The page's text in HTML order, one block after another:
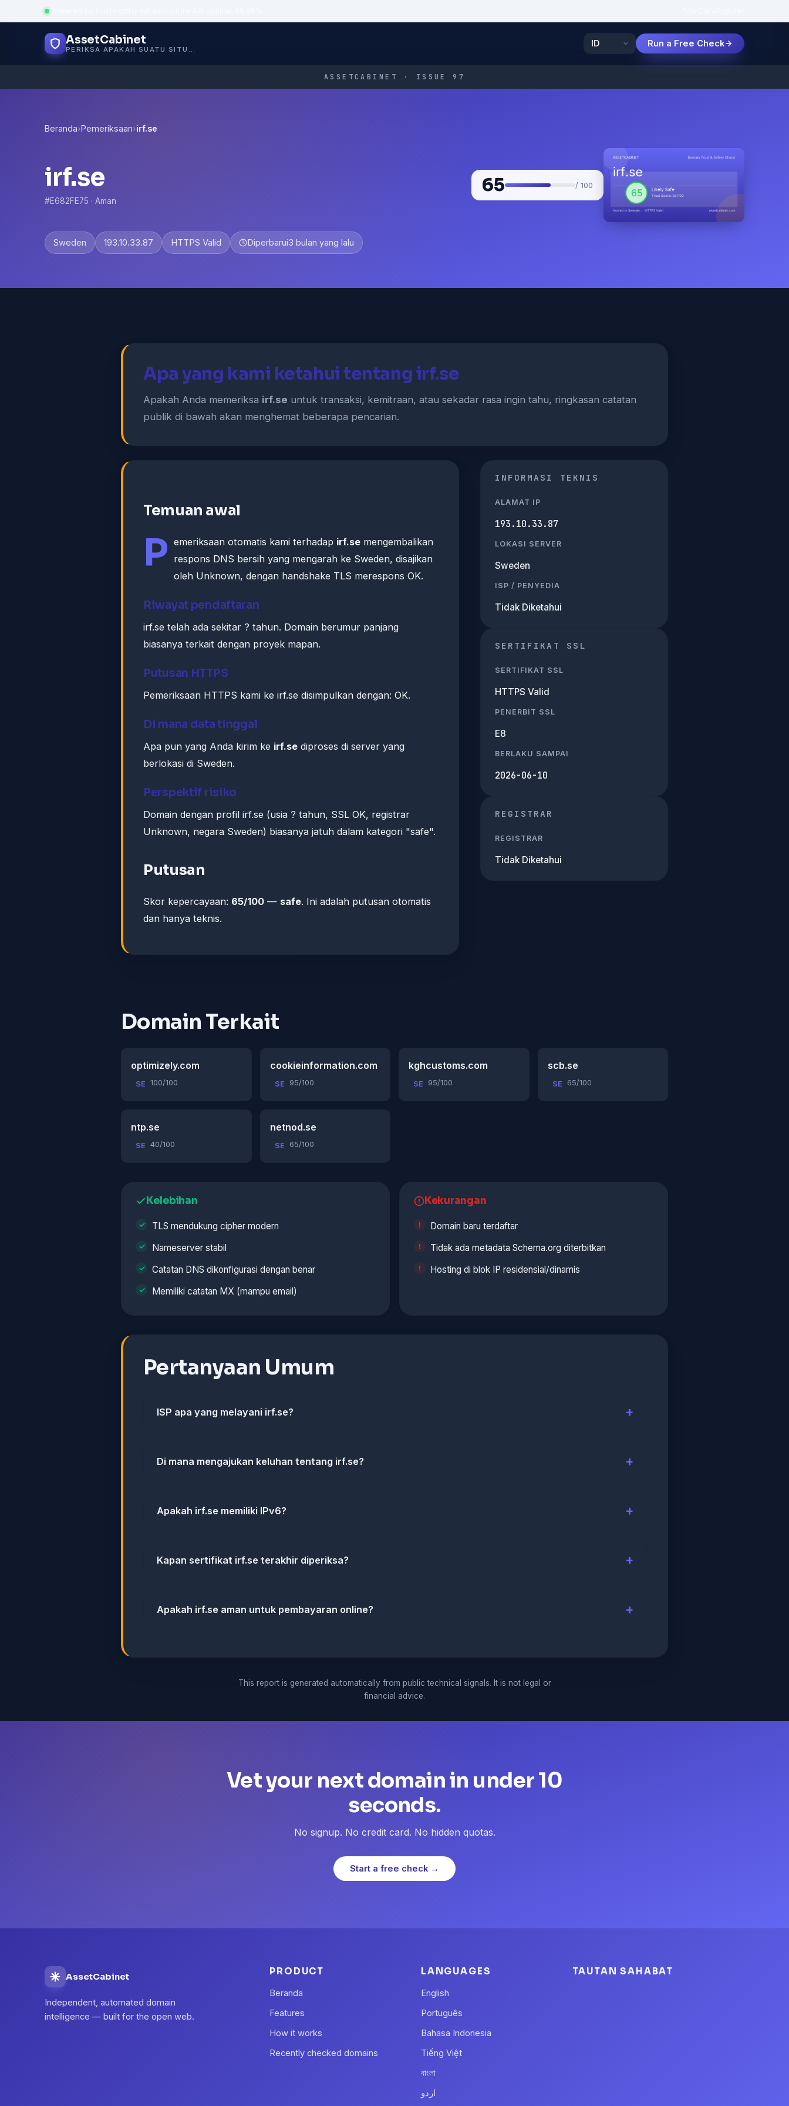
Powered by trustworthy infrastructure
AssetCabinet
PERIKSA APAKAH SUATU SITUS AMAN
Run a Free Check
ASSETCABINET · ISSUE 97
Beranda›Pemeriksaan›irf.se
irf.se
#E682FE75 · Aman
65 / 100
Sweden 193.10.33.87 HTTPS Valid Diperbarui3 bulan yang lalu
Apa yang kami ketahui tentang irf.se
Apakah Anda memeriksa irf.se untuk transaksi, kemitraan, atau sekadar rasa ingin tahu, ringkasan catatan
publik di bawah akan menghemat beberapa pencarian.
Temuan awal
P emeriksaan otomatis kami terhadap irf.se mengembalikan
respons DNS bersih yang mengarah ke Sweden, disajikan
oleh Unknown, dengan handshake TLS merespons OK.
Riwayat pendaftaran
irf.se telah ada sekitar ? tahun. Domain berumur panjang
biasanya terkait dengan proyek mapan.
Putusan HTTPS
Pemeriksaan HTTPS kami ke irf.se disimpulkan dengan: OK.
Di mana data tinggal
Apa pun yang Anda kirim ke irf.se diproses di server yang
berlokasi di Sweden.
Perspektif risiko
Domain dengan profil irf.se (usia ? tahun, SSL OK, registrar
Unknown, negara Sweden) biasanya jatuh dalam kategori "safe".
Putusan
Skor kepercayaan: 65/100 — safe. Ini adalah putusan otomatis
dan hanya teknis.
INFORMASI TEKNIS
ALAMAT IP
193.10.33.87
LOKASI SERVER
Sweden
ISP / PENYEDIA
Tidak Diketahui
SERTIFIKAT SSL
SERTIFIKAT SSL
HTTPS Valid
PENERBIT SSL
E8
BERLAKU SAMPAI
2026-06-10
REGISTRAR
REGISTRAR
Tidak Diketahui
Domain Terkait
optimizely.com
SE 100/100
cookieinformation.com
SE 95/100
kghcustoms.com
SE 95/100
scb.se
SE 65/100
ntp.se
SE 40/100
netnod.se
SE 65/100
Kelebihan
TLS mendukung cipher modern
Nameserver stabil
Catatan DNS dikonfigurasi dengan benar
Memiliki catatan MX (mampu email)
Kekurangan
Domain baru terdaftar
Tidak ada metadata Schema.org diterbitkan
Hosting di blok IP residensial/dinamis
Pertanyaan Umum
ISP apa yang melayani irf.se?
Di mana mengajukan keluhan tentang irf.se?
Apakah irf.se memiliki IPv6?
Kapan sertifikat irf.se terakhir diperiksa?
Apakah irf.se aman untuk pembayaran online?
This report is generated automatically from public technical signals. It is not legal or
financial advice.
Vet your next domain in under 10
seconds.
No signup. No credit card. No hidden quotas.
Start a free check →
AssetCabinet
Independent, automated domain
intelligence — built for the open web.
PRODUCT
Beranda
Features
How it works
Recently checked domains
LANGUAGES
English
Português
Bahasa Indonesia
Tiếng Việt
বাংলা
اردو
TAUTAN SAHABAT